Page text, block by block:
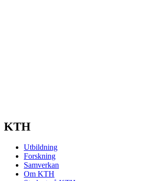
KTH
Utbildning
Forskning
Samverkan
Om KTH